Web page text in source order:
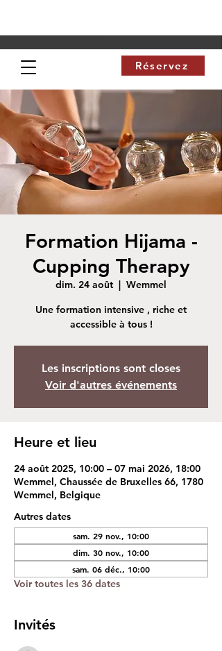
Réservez
Formation Hijama -
Cupping Therapy
dim. 24 août
  |
Wemmel
Une formation intensive , riche et
accessible à tous !
Les inscriptions sont closes
Voir d'autres événements
Heure et lieu
24 août 2025, 10:00 – 07 mai 2026, 18:00
Wemmel, Chaussée de Bruxelles 66, 1780
Wemmel, Belgique
Autres dates
sam. 29 nov., 10:00
dim. 30 nov., 10:00
sam. 06 déc., 10:00
Voir toutes les 36 dates
Invités